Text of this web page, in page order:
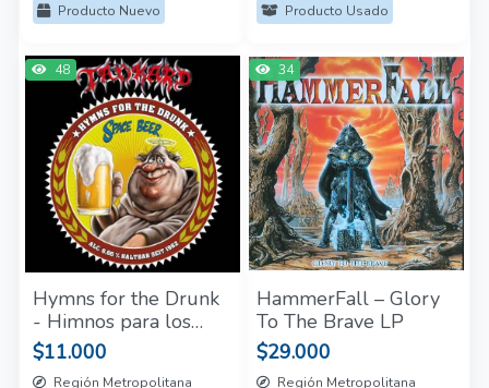
Producto Nuevo
Producto Usado
48
Hymns for the Drunk
- Himnos para los
borrachos CD Tankard
Sellado
$11.000
Región Metropolitana
34
HammerFall – Glory
To The Brave LP
$29.000
Región Metropolitana